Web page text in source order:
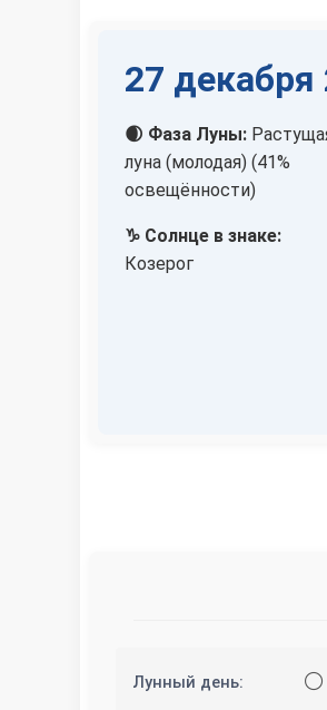
27 декабря
🌒 Фаза Луны:
луна (молодая) (41%
освещённости)
♑ Солнце в знаке:
Козерог
Лунный день: ⚪